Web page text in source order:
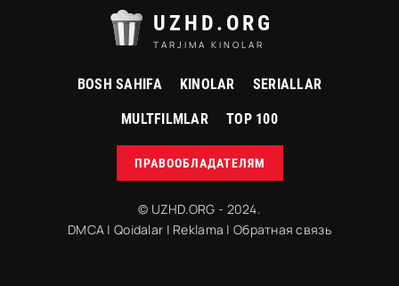
UZHD.ORG
TARJIMA KINOLAR
BOSH SAHIFA KINOLAR SERIALLAR
MULTFILMLAR TOP 100
ПРАВООБЛАДАТЕЛЯМ
© UZHD.ORG - 2024.
DMCA |Qoidalar | Reklama | Обратная связь